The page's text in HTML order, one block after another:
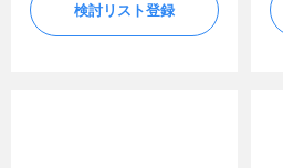
検討リスト登録